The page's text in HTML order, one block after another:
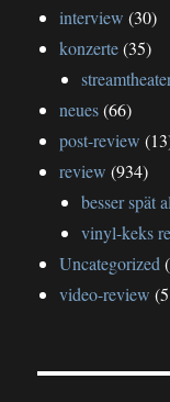
interview (30)
konzerte(35)
neues(66)
post-review
review (934)
besser spät
vinyl-keks
Uncategorized
video-review